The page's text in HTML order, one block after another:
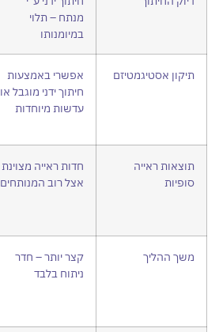
מנתח – תלוי
במיומנותו
תיקון אסטיגמטיזם
אפשרי באמצעות
חיתוך ידני מוגבל או
עדשות מיוחדות
תוצאות ראייה
סופיות
חדות ראייה מצוינת
אצל רוב המנותחים
משך ההליך
קצר יותר – חדר
ניתוח בלבד